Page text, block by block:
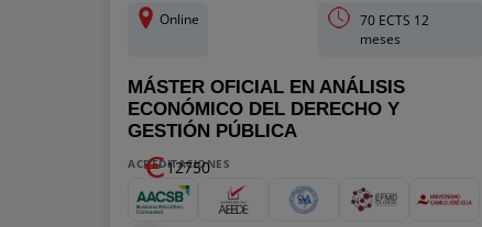
Online
70 ECTS 12
meses
MÁSTER OFICIAL EN ANÁLISIS
ECONÓMICO DEL DERECHO Y
GESTIÓN PÚBLICA
12750
ACREDITACIONES